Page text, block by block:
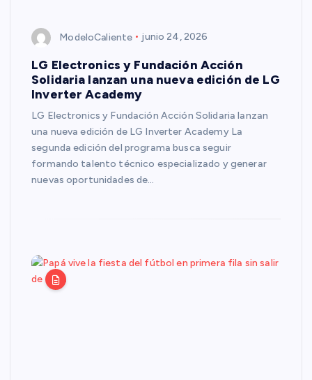
ModeloCaliente junio 24, 2026
LG Electronics y Fundación Acción
Solidaria lanzan una nueva edición de LG
Inverter Academy
LG Electronics y Fundación Acción Solidaria lanzan
una nueva edición de LG Inverter Academy La
segunda edición del programa busca seguir
formando talento técnico especializado y generar
nuevas oportunidades de…